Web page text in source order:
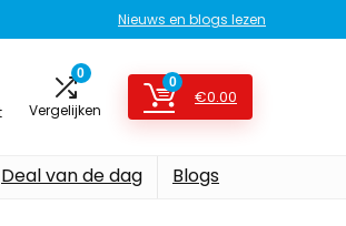
Nieuws en blogs lezen
0
Vergelijken
0
€0.00
Deal van de dag Blogs